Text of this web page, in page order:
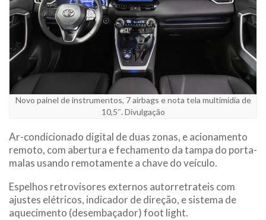
Novo painel de instrumentos, 7 airbags e nota tela multimídia de
10,5″. Divulgação
Ar-condicionado digital de duas zonas, e acionamento
remoto, com abertura e fechamento da tampa do porta-
malas usando remotamente a chave do veículo.
Espelhos retrovisores externos autorretrateis com
ajustes elétricos, indicador de direção, e sistema de
aquecimento (desembaçador) foot light.